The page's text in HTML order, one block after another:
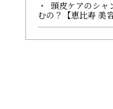
頭皮ケアのシャ
むの？【恵比寿 美